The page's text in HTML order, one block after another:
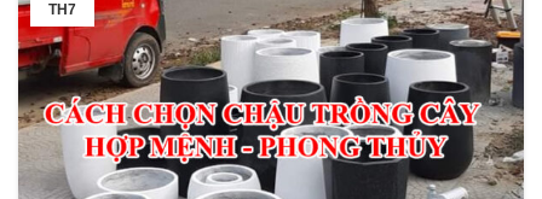
TH7